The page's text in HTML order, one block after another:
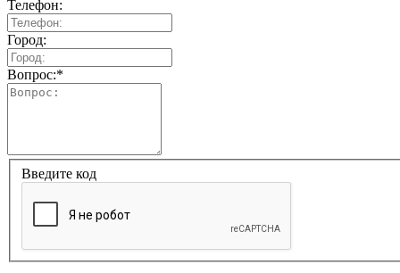
Телефон:
Город:
Вопрос:*
Введите код